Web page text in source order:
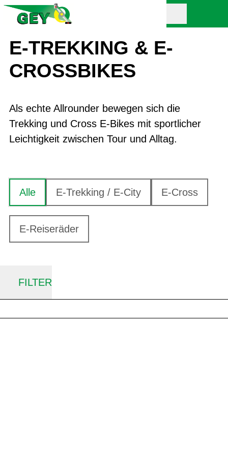
E-TREKKING & E-
CROSSBIKES
Als echte Allrounder bewegen sich die
Trekking und Cross E-Bikes mit sportlicher
Leichtigkeit zwischen Tour und Alltag.
Alle E-Trekking / E-City E-Cross
E-Reiseräder
FILTER